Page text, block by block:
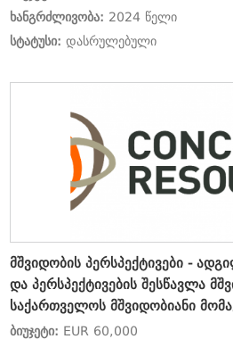
ხანგრძლივობა: 2024 წელი
სტატუსი:დასრულებული
მშვიდობის პერსპექტივები -
და პერსპექტივების შესწავლა
საქართველოს მშვიდობიანი
ბიუჯეტი: EUR 60,000